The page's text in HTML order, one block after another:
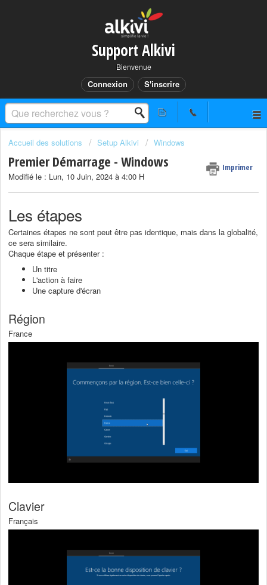
Support Alkivi
Bienvenue
Connexion S'inscrire
Accueil des solutions Setup Alkivi Windows
Premier Démarrage - Windows Imprimer
Modifié le : Lun, 10 Juin, 2024 à 4:00 H
Les étapes
Certaines étapes ne sont peut être pas identique, mais dans la globalité,
ce sera similaire.
Chaque étape et présenter :
Un titre
L'action à faire
Une capture d'écran
Région
France
Clavier
Français